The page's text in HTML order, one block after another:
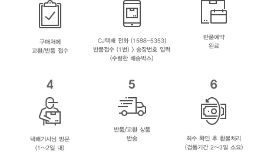
구매처에
교환/반품 접수
CJ택배 전화 (1588-5353)
반품접수 (1번) > 송장번호 입력
(수령한 배송박스)
반품예약
완료
4
택배기사님 방문
(1~2일 내)
5
반품/교환 상품
반송
6
회수 확인 후 환불처리
(검품기간 2~3일 소요)